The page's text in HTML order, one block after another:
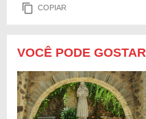
COPIAR
VOCÊ PODE GOSTAR